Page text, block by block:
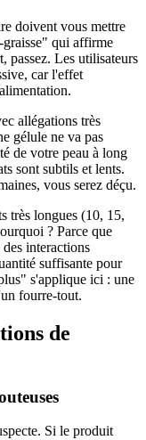
doivent vous mettre
qui affirme
passez. Les utilisateurs
car l'effet
allégations très
gélule ne va pas
de votre peau à long
sont subtils et lents.
vous serez déçu.
très longues (10, 15,
? Parce que
interactions
suffisante pour
s'applique ici : une
fourre-tout.
de
Si le produit